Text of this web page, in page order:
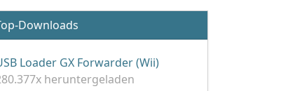
Downloads
Loader GX Forwarder (Wii)
heruntergeladen